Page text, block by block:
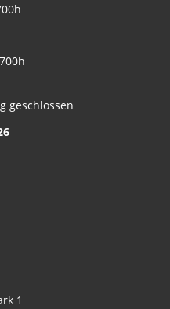
geschlossen
1